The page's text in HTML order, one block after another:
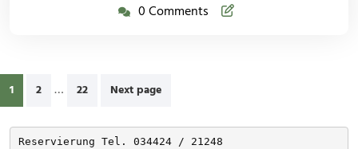
0 Comments
Seitennummerierung
der
Beiträge
1 2 … 22 Next page
Reservierung Tel. 034424 / 21248